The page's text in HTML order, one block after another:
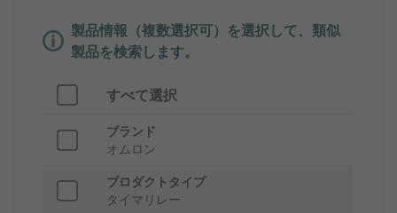
製品情報（複数選択可）を選択して、類似
製品を検索します。
すべて選択
ブランド
オムロン
プロダクトタイプ
タイマリレー